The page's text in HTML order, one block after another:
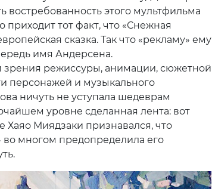
востребованность этого мультфильма
тот факт, что «Снежная
сказка. Так что «рекламу» ему
имя Андерсена.
зрения режиссуры, анимации, сюжетной
персонажей и музыкального
ничуть не уступала шедеврам
уровне сделанная лента: вот
Хаяо Миядзаки признавался, что
во многом предопределила его